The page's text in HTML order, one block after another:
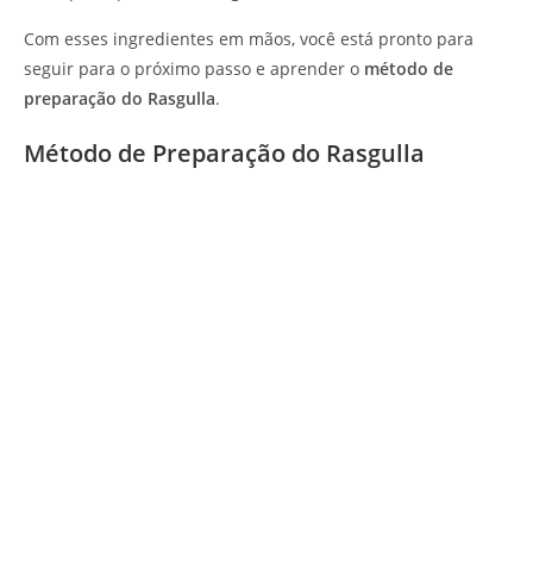
Com esses ingredientes em mãos, você está pronto para
seguir para o próximo passo e aprender o método de
preparação do Rasgulla.
Método de Preparação do Rasgulla